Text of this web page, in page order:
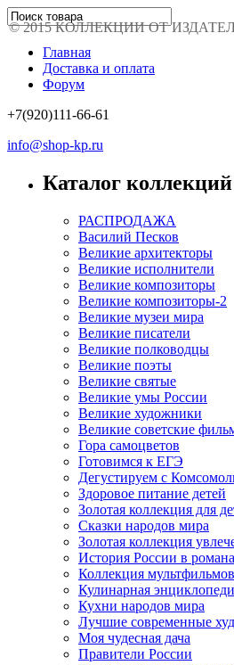
Главная
Доставка и оплата
Форум
+7(920)111-66-61
info@shop-kp.ru
Каталог коллекций
РАСПРОДАЖА
Василий Песков
Великие архитекторы
Великие исполнители
Великие композиторы
Великие композиторы-2
Великие музеи мира
Великие писатели
Великие полководцы
Великие поэты
Великие святые
Великие умы России
Великие художники
Великие советские
Гора самоцветов
Готовимся к ЕГЭ
Дегустируем с
Здоровое питание детей
Золотая коллекция для
Сказки народов мира
Золотая коллекция
История России в
Коллекция мультфильмов
Кулинарная
Кухни народов мира
Лучшие современные
Моя чудесная дача
Правители России
© 2015 КОЛЛЕКЦИИ ОТ